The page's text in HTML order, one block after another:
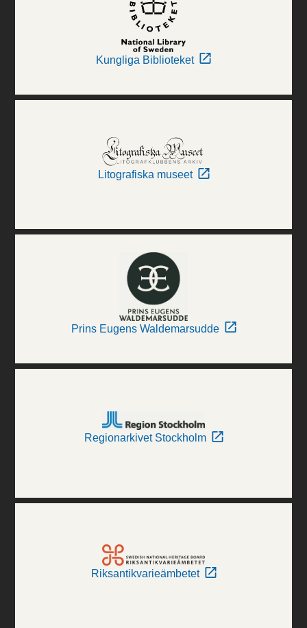
Kungliga Biblioteket
Litografiska museet
Prins Eugens Waldemarsudde
Regionarkivet Stockholm
Riksantikvarieämbetet